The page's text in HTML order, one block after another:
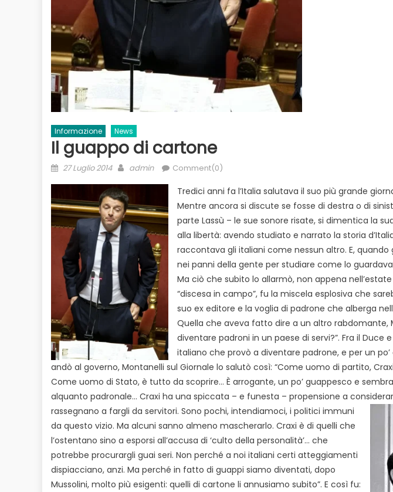
Informazione News
Il guappo di cartone
Posted
27 Luglio 2014 Author
admin Comment(0)
Tredici anni fa l’Italia salutava il suo più grande
Mentre ancora si discute se fosse di destra o di
parte Lassù – le sue sonore risate, si dimentica la
alla libertà: avendo studiato e narrato la storia
raccontava gli italiani come nessun altro. E,
nei panni della gente per studiare come lo
Ma ciò che subito lo allarmò, non appena
“discesa in campo”, fu la miscela esplosiva che
suo ex editore e la voglia di padrone che alberga
Quella che aveva fatto dire a un altro rabdomante,
diventare padroni in un paese di servi?”. Fra il Duce
italiano che provò a diventare padrone, e per un po’
andò al governo, Montanelli sul Giornale lo salutò così: “Come uomo di partito,
Come uomo di Stato, è tutto da scoprire… È arrogante, un po’ guappesco e
alquanto padronale… Craxi ha una spiccata – e funesta – propensione a
rassegnano a fargli da servitori. Sono pochi, intendiamoci, i politici immuni
da questo vizio. Ma alcuni sanno almeno mascherarlo. Craxi è di quelli che
l’ostentano sino a esporsi all’accusa di ‘culto della personalità’… che
potrebbe procurargli guai seri. Non perché a noi italiani certi atteggiamenti
dispiacciano, anzi. Ma perché in fatto di guappi siamo diventati, dopo
Mussolini, molto più esigenti: quelli di cartone li annusiamo subito”. E così fu: